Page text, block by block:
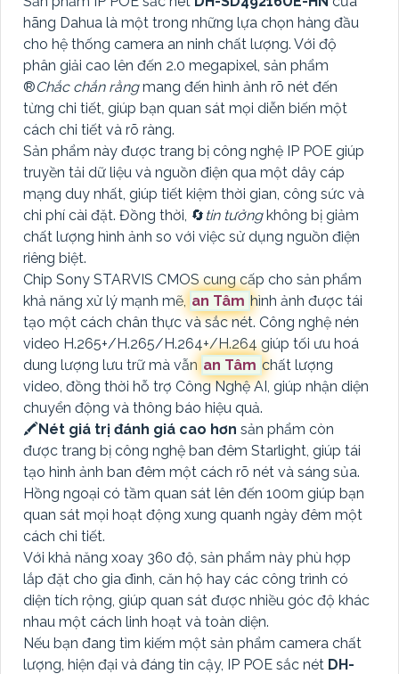
hãng Dahua là một trong những lựa chọn hàng đầu
cho hệ thống camera an ninh chất lượng. Với độ
phân giải cao lên đến 2.0 megapixel, sản phẩm
®️Chắc chắn rằngmang đến hình ảnh rõ nét đến
từng chi tiết, giúp bạn quan sát mọi diễn biến một
cách chi tiết và rõ ràng.
Sản phẩm này được trang bị công nghệ IP POE giúp
truyền tải dữ liệu và nguồn điện qua một dây cáp
mạng duy nhất, giúp tiết kiệm thời gian, công sức và
chi phí cài đặt. Đồng thời, 🔄 tin tưởngkhông bị giảm
chất lượng hình ảnh so với việc sử dụng nguồn điện
riêng biệt.
Chip Sony STARVIS CMOS cung cấp cho sản phẩm
khả năng xử lý mạnh mẽ, an Tâm hình ảnh được tái
tạo một cách chân thực và sắc nét. Công nghệ nén
video H.265+/H.265/H.264+/H.264 giúp tối ưu hoá
dung lượng lưu trữ mà vẫn an Tâm chất lượng
video, đồng thời hỗ trợ Công Nghệ AI, giúp nhận diện
chuyển động và thông báo hiệu quả.
🖍Nét giá trị đánh giá cao hơn sản phẩm còn
được trang bị công nghệ ban đêm Starlight, giúp tái
tạo hình ảnh ban đêm một cách rõ nét và sáng sủa.
Hồng ngoại có tầm quan sát lên đến 100m giúp bạn
quan sát mọi hoạt động xung quanh ngày đêm một
cách chi tiết.
Với khả năng xoay 360 độ, sản phẩm này phù hợp
lắp đặt cho gia đình, căn hộ hay các công trình có
diện tích rộng, giúp quan sát được nhiều góc độ khác
nhau một cách linh hoạt và toàn diện.
Nếu bạn đang tìm kiếm một sản phẩm camera chất
lượng, hiện đại và đáng tin cậy, IP POE sắc nét DH-